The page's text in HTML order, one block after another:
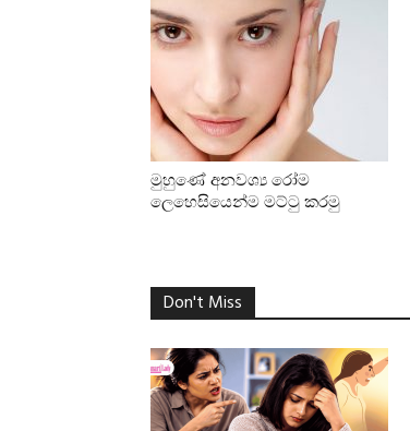
මුහුණේ අනවශ්‍ය රෝම
ලෙහෙසියෙන්ම මට්ටු කරමු
Don't Miss